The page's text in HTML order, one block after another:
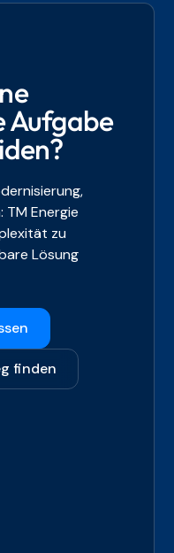
funktionieren
und der Wille, in
Menschen, die in
aber nicht hinter
Die Arbeit
und einen Blick für
und
entsteht.
Aufgabe
TM Energie
zu
Lösung
finden